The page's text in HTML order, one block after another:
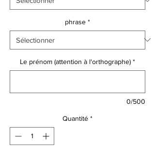
phrase *
Le prénom (attention à l'orthographe) *
0/500
Quantité *